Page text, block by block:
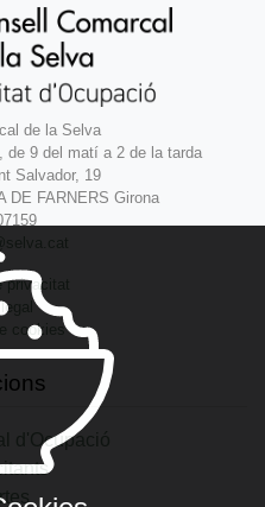
de la Selva
de 9 del matí a 2 de la tarda
Salvador, 19
DE FARNERS Girona
privacitat
cookies
d'Ocupació